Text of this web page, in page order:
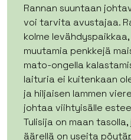
Rannan suuntaan
voi tarvita avustajaa.
kolme
muutamia penkkejä
mato-ongella
laituria ei kuitenkaan
ja hiljaisen lammen
johtaa viihtyisälle
Tulisija on maan
äärellä on useita